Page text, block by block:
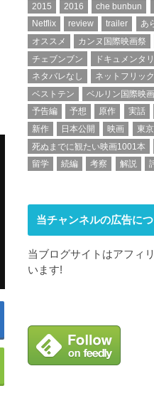
2015 2016 che bunbun
Netflix
review trailer あ
オススメ
カンヌ国際映画祭
チェブンブン
ドキュメンタ
ネタバレなし
ネットフリッ
ベストテン
ベルリン国際映
予告編
予想 原作 実話
新作
日本公開 映画
東
死ぬまでに観たい映画1001本
留学
続編 考察 解説
当チャンネルの広告に
当ブログサイトはアフィ
います!